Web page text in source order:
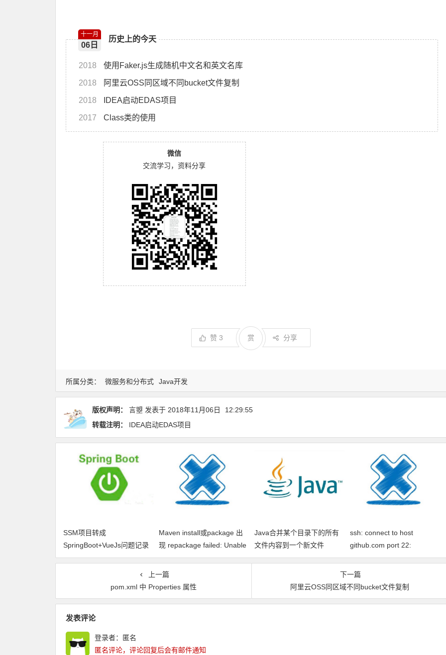
历史上的今天
十一月
06日
2018 使用Faker.js生成随机中文名和英文名库
2018 阿里云OSS同区域不同bucket文件复制
2018 IDEA启动EDAS项目
2017 Class类的使用
微信
交流学习，资料分享
赞3 分享
赏
所属分类： 微服务和分布式 Java开发
版权声明： 言曌 发表于 2018年11月06日
12:29:55
转载注明：
IDEA启动EDAS项目
SSM项目转成
SpringBoot+VueJs问题记录
Maven install或package 出
现 repackage failed: Unable
to find main class
Java合并某个目录下的所有
文件内容到一个新文件
ssh: connect to host
github.com port 22:
Connection timed out fatal:
xxx问题解决
上一篇
pom.xml 中 Properties 属性
下一篇
阿里云OSS同区域不同bucket文件复制
发表评论
登录者：匿名
匿名评论，评论回复后会有邮件通知